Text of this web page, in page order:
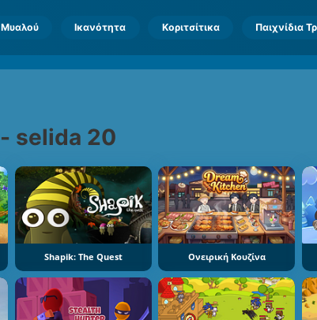
Μυαλού Ικανότητα Κοριτσίτικα Παιχνίδια
selida 20
Shapik: The Quest Ονειρική Κουζίνα